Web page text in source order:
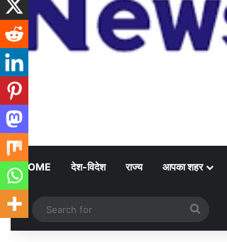
HOME देश-विदेश राज्य आपका शहर
Random Article
for